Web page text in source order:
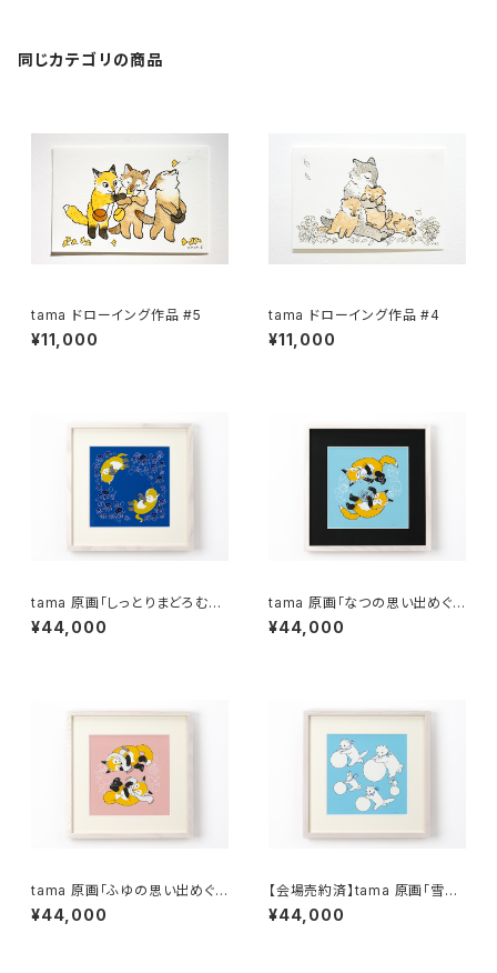
同じカテゴリの商品
tama ドローイング作品 #5
¥11,000
tama ドローイング作品 #4
¥11,000
tama 原画「しっとりまどろむた
ゆたうコギツネ」 額付きサイン
入り
¥44,000
tama 原画「なつの思い出めぐ
り」 額付きサイン入り
¥44,000
tama 原画「ふゆの思い出めぐ
り」 額付きサイン入り
¥44,000
【会場売約済】tama 原画「雪玉
ころがしレース」 額付きサイン入
り
¥44,000